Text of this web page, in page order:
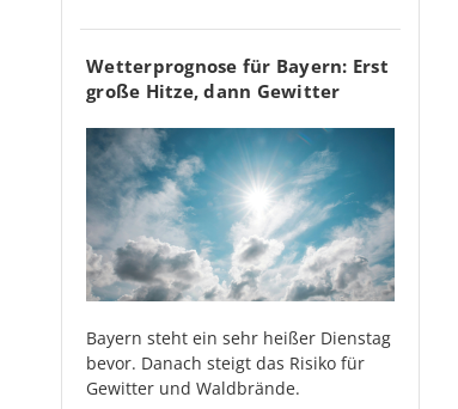
Wetterprognose für Bayern: Erst
große Hitze, dann Gewitter
Bayern steht ein sehr heißer Dienstag
bevor. Danach steigt das Risiko für
Gewitter und Waldbrände.